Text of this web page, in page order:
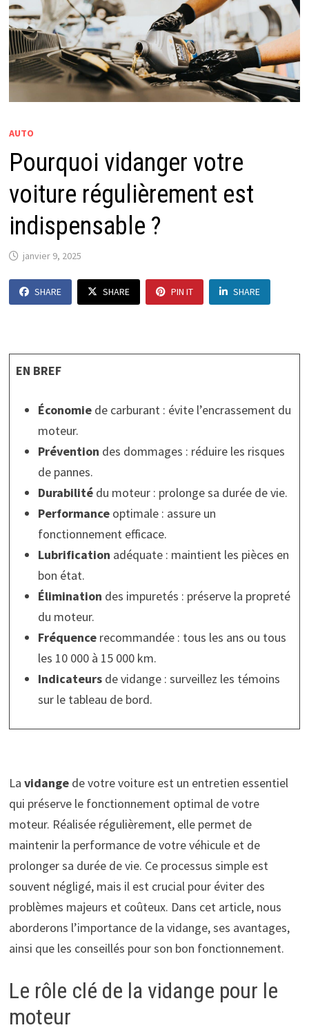
AUTO
Pourquoi vidanger votre
voiture régulièrement est
indispensable ?
janvier 9, 2025
SHARE SHARE PIN IT SHARE
EN BREF
Économiede carburant : évite l’encrassement du
moteur.
Prévention des dommages : réduire les risques
de pannes.
Durabilitédu moteur : prolonge sa durée de vie.
Performanceoptimale : assure un
fonctionnement efficace.
Lubrification adéquate : maintient les pièces en
bon état.
Élimination des impuretés : préserve la propreté
du moteur.
Fréquencerecommandée : tous les ans ou tous
les 10 000 à 15 000 km.
Indicateursde vidange : surveillez les témoins
sur le tableau de bord.
La vidangede votre voiture est un entretien essentiel
qui préserve le fonctionnement optimal de votre
moteur. Réalisée régulièrement, elle permet de
maintenir la performance de votre véhicule et de
prolonger sa durée de vie. Ce processus simple est
souvent négligé, mais il est crucial pour éviter des
problèmes majeurs et coûteux. Dans cet article, nous
aborderons l’importance de la vidange, ses avantages,
ainsi que les conseillés pour son bon fonctionnement.
Le rôle clé de la vidange pour le
moteur